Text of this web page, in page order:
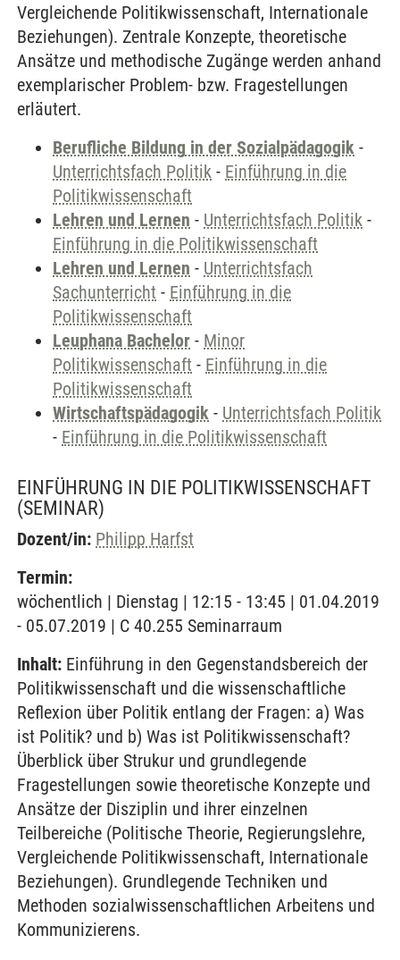
Vergleichende Politikwissenschaft, Internationale
Beziehungen). Zentrale Konzepte, theoretische
Ansätze und methodische Zugänge werden anhand
exemplarischer Problem- bzw. Fragestellungen
erläutert.
Berufliche Bildung in der Sozialpädagogik -
Unterrichtsfach Politik - Einführung in die
Politikwissenschaft
Lehren und Lernen - Unterrichtsfach Politik -
Einführung in die Politikwissenschaft
Lehren und Lernen - Unterrichtsfach
Sachunterricht - Einführung in die
Politikwissenschaft
Leuphana Bachelor - Minor
Politikwissenschaft - Einführung in die
Politikwissenschaft
Wirtschaftspädagogik - Unterrichtsfach Politik
- Einführung in die Politikwissenschaft
EINFÜHRUNG IN DIE POLITIKWISSENSCHAFT
(SEMINAR)
Dozent/in: Philipp Harfst
Termin:
wöchentlich | Dienstag | 12:15 - 13:45 | 01.04.2019
- 05.07.2019 | C 40.255 Seminarraum
Inhalt: Einführung in den Gegenstandsbereich der
Politikwissenschaft und die wissenschaftliche
Reflexion über Politik entlang der Fragen: a) Was
ist Politik? und b) Was ist Politikwissenschaft?
Überblick über Strukur und grundlegende
Fragestellungen sowie theoretische Konzepte und
Ansätze der Disziplin und ihrer einzelnen
Teilbereiche (Politische Theorie, Regierungslehre,
Vergleichende Politikwissenschaft, Internationale
Beziehungen). Grundlegende Techniken und
Methoden sozialwissenschaftlichen Arbeitens und
Kommunizierens.